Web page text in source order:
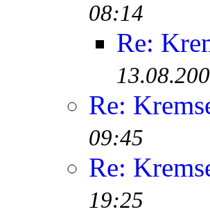
08:14
Re:
Re:
09:45
Re:
19:25